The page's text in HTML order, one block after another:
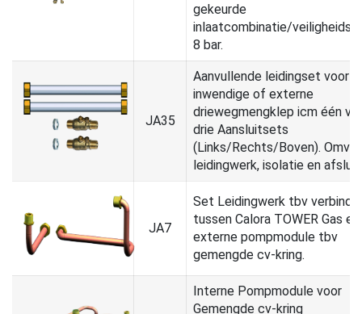
gekeurde
inlaatcombinatie/
8 bar.
JA35
Aanvullende leidingset voor
inwendige of externe
driewegmengklep icm één
drie Aansluitsets
(Links/Rechts/Boven). Omvat
leidingwerk, isolatie en
JA7
Set Leidingwerk tbv
tussen Calora TOWER Gas
externe pompmodule tbv
gemengde cv-kring.
Interne Pompmodule voor
Gemengde cv-kring